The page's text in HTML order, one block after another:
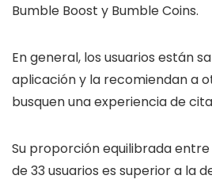
Bumble Boost y Bumble Coins.
En general, los usuarios están
aplicación y la recomiendan a
busquen una experiencia de
Su proporción equilibrada
de 33 usuarios es superior a la